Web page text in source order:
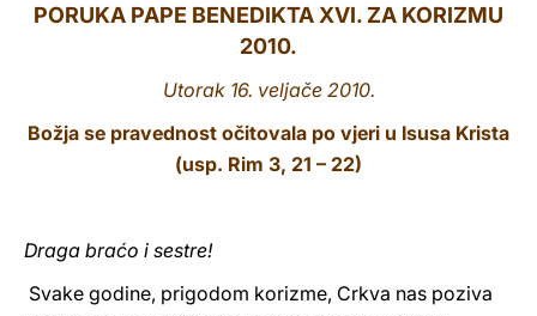
PORUKA PAPE BENEDIKTA XVI. ZA KORIZMU
2010.
Utorak 16. veljače 2010.
Božja se pravednost očitovala po vjeri u Isusa Krista
(usp. Rim 3, 21 – 22)
Draga braćo i sestre!
Svake godine, prigodom korizme, Crkva nas poziva